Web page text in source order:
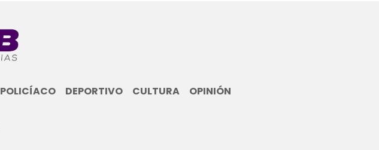
POLICÍACO DEPORTIVO CULTURA OPINIÓN